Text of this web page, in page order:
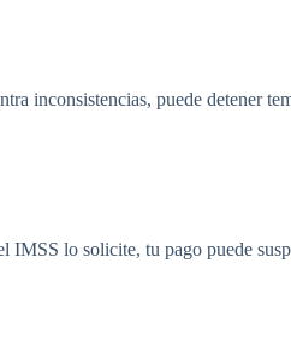
inconsistencias, puede detener
IMSS lo solicite, tu pago puede